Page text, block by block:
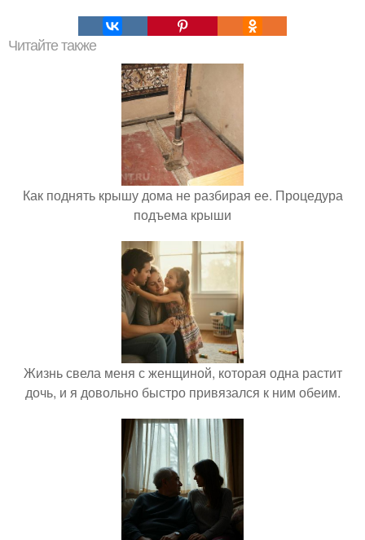
Читайте также
Как поднять крышу дома не разбирая ее. Процедура
подъема крыши
Жизнь свела меня с женщиной, которая одна растит
дочь, и я довольно быстро привязался к ним обеим.